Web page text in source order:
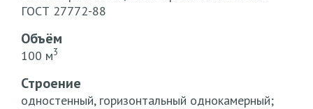
ГОСТ 27772-88
Объём
100 м3
Строение
одностенный, горизонтальный однокамерный;